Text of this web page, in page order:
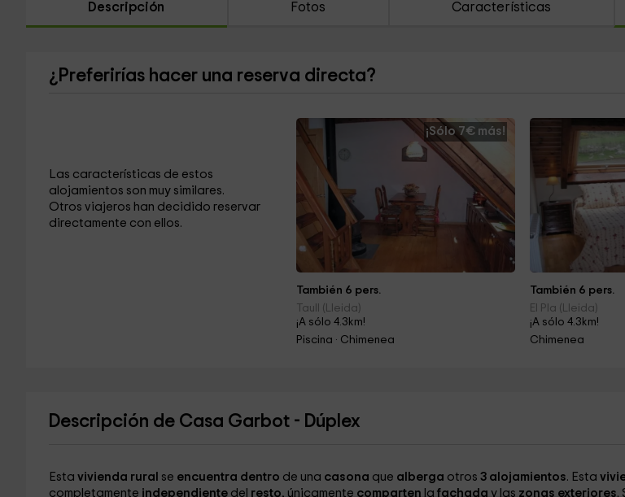
Descripción Fotos Características
¿Preferirías hacer una reserva directa?
Las características de estos
alojamientos son muy similares.
Otros viajeros han decidido reservar
directamente con ellos.
¡Sólo 7€ más!
También 6 pers.
Taull (Lleida)
¡A sólo 4.3km!
Piscina · Chimenea
También 6 pers.
El Pla (Lleida)
¡A sólo 4.3km!
Chimenea
Descripción de Casa Garbot - Dúplex
Esta vivienda rural se encuentra dentro de una casona que alberga otros 3 alojamientos. Esta
completamente independiente del resto, únicamente comparten la fachada y las zonas exteriores.